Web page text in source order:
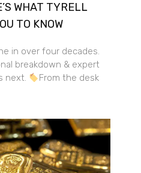
WHAT TYRELL
TO KNOW
in over four decades.
breakdown & expert
next.
From the desk